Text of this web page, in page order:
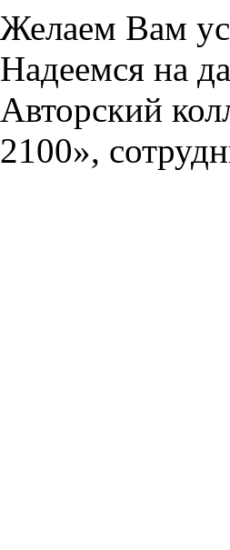
Желаем Вам
Надеемся на
Авторский
2100»,